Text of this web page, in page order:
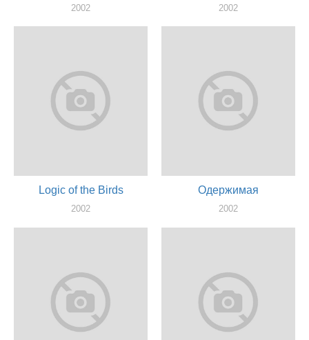
2002
2002
Logic of the Birds
2002
Одержимая
2002